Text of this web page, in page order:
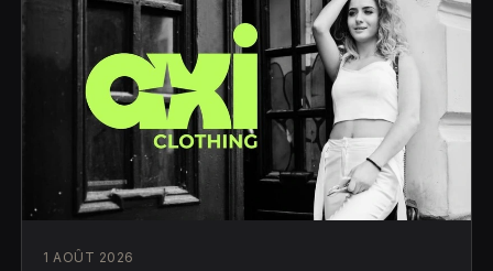
1 AOÛT 2026